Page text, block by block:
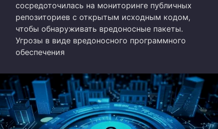
сосредоточилась на мониторинге публичных
репозиториев с открытым исходным кодом,
чтобы обнаруживать вредоносные пакеты.
Угрозы в виде вредоносного программного
обеспечения